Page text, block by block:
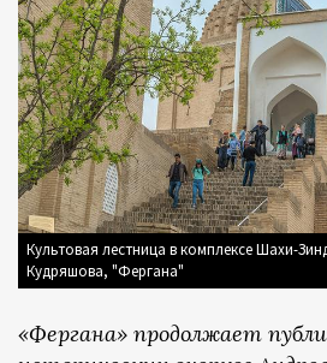
Культовая лестница в комплексе Шахи-
Кудряшова, "Фергана"
«Фергана» продолжает